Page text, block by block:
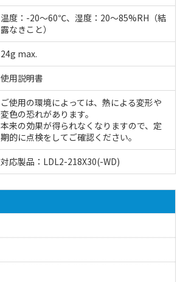
温度：-20～60℃、湿度：20～85%RH（結
露なきこと）
24g max.
使用説明書
ご使用の環境によっては、熱による変形や
変色の恐れがあります。
本来の効果が得られなくなりますので、定
期的に点検をしてご確認ください。
対応製品：LDL2-218X30(-WD)